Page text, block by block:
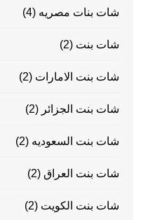
شات بنات مصريه (4)
شات بنت (2)
شات بنت الامارات (2)
شات بنت الجزائر (2)
شات بنت السعوديه (2)
شات بنت العراق (2)
شات بنت الكويت (2)